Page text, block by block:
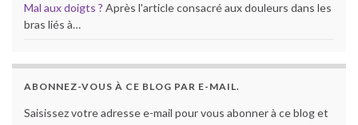
Mal aux doigts ? Après l'article consacré aux douleurs dans les
bras liés à…
ABONNEZ-VOUS À CE BLOG PAR E-MAIL.
Saisissez votre adresse e-mail pour vous abonner à ce blog et